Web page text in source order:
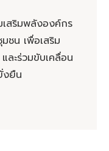
เสริมพลังองค์กร
ชน เพื่อเสริม
ละร่วมขับเคลื่อน
งยืน